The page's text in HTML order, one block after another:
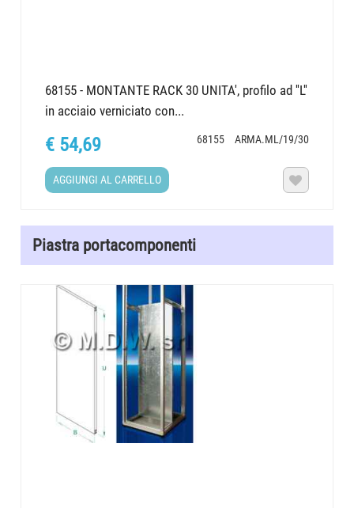
68155 - MONTANTE RACK 30 UNITA', profilo ad ''L''
in acciaio verniciato con...
68155 ARMA.ML/19/30
€ 54,69
AGGIUNGI AL CARRELLO 
Piastra portacomponenti